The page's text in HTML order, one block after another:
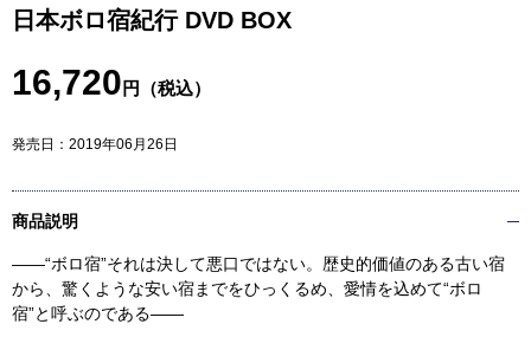
日本ボロ宿紀行 DVD BOX
16,720 円（税込）
発売日： 2019年06月26日
商品説明
――“ボロ宿”それは決して悪口ではない。歴史的価値のある古い宿
から、驚くような安い宿までをひっくるめ、愛情を込めて“ボロ
宿”と呼ぶのである――